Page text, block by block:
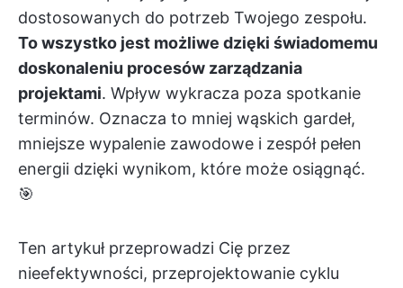
dostosowanych do potrzeb Twojego zespołu.
To wszystko jest możliwe dzięki świadomemu
doskonaleniu procesów zarządzania
projektami. Wpływ wykracza poza spotkanie
terminów. Oznacza to mniej wąskich gardeł,
mniejsze wypalenie zawodowe i zespół pełen
energii dzięki wynikom, które może osiągnąć.
🎯
Ten artykuł przeprowadzi Cię przez
nieefektywności, przeprojektowanie cyklu